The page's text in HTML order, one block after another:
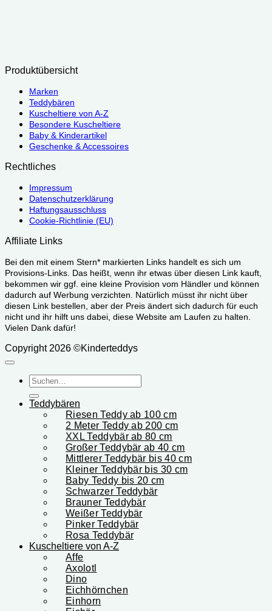
Produktübersicht
Marken
Teddybären
Kuscheltiere von A-Z
Besondere Kuscheltiere
Baby & Kinderartikel
Geschenke & Accessoires
Rechtliches
Impressum
Datenschutzerklärung
Haftungsausschluss
Cookie-Richtlinie (EU)
Affiliate Links
Bei den mit einem Stern* markierten Links handelt es sich um
Provisions-Links. Das heißt, wenn ihr etwas über diesen Link kauft,
bekommen wir ggf. eine kleine Provision vom Händler und können
dadurch auf Werbung verzichten. Natürlich müsst ihr nicht über
diesen Link bestellen, aber der Preis ändert sich dadurch für euch
nicht und ihr hilft uns dabei, diese Website am Laufen zu halten.
Vielen Dank dafür!
Copyright 2026 ©Kinderteddys
Suchen
nach:
Teddybären
Riesen Teddy ab 100 cm
2 Meter Teddy ab 200 cm
XXL Teddybär ab 80 cm
Großer Teddybär ab 40 cm
Mittlerer Teddybär bis 40 cm
Kleiner Teddybär bis 30 cm
Baby Teddy bis 20 cm
Schwarzer Teddybär
Brauner Teddybär
Weißer Teddybär
Pinker Teddybär
Rosa Teddybär
Kuscheltiere von A-Z
Affe
Axolotl
Dino
Eichhörnchen
Einhorn